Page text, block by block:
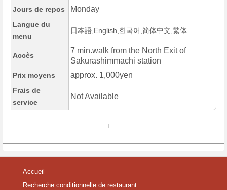
Jours de repos Monday
Langue du
menu
日本語,English,한국어,简体中文,繁体
Accès
7 min.walk from the North Exit of
Sakurashimmachi station
Prix moyens approx. 1,000yen
Frais de
service
Not Available
Accueil
Recherche conditionnelle de restaurant